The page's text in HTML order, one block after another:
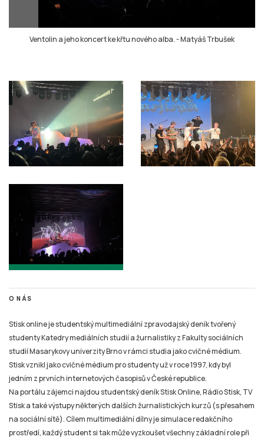
Ventolin a jeho koncert ke křtu nového alba.-Matyáš Trbušek
O NÁS
Stisk online je studentský multimediální zpravodajský deník tvořený
studenty Katedry mediálních studií a žurnalistiky z Fakulty sociálních
studií Masarykovy univerzity Brno v rámci studia jako cvičné médium.
Stisk vznikl jako cvičné médium pro studenty už v roce 1997, kdy byl
jedním z prvních internetových časopisů v České republice.
Na portálu zájemci najdou studentský deník Stisk Online, Rádio Stisk, TV
Stisk a také výstupy některých dalších žurnalistických kurzů (s přesahem
na sociální sítě). Cílem multimediální dílny je simulace redakčního
prostředí, každý student si tak může vyzkoušet všechny základní role při